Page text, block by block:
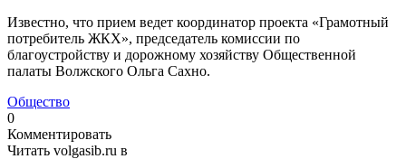
Известно, что прием ведет координатор проекта «Грамотный
потребитель ЖКХ», председатель комиссии по
благоустройству и дорожному хозяйству Общественной
палаты Волжского Ольга Сахно.
Общество
0
Комментировать
Читать volgasib.ru в